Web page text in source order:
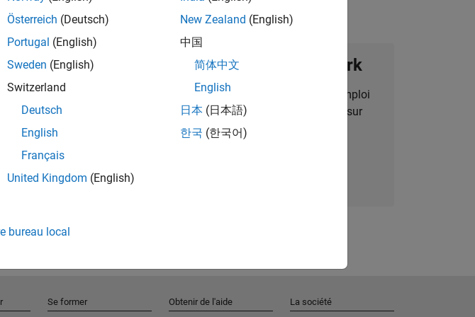
Rejoignez notre Talent Network
Recevez des alertes pour des opportunités d'emploi
personnalisées, des articles et des actualités sur
l'entreprise.
Österreich (Deutsch)
Portugal (English)
Sweden (English)
Switzerland
Deutsch
English
Français
United Kingdom (English)
New Zealand (English)
中国
简体中文
English
日本 (日本語)
한국 (한국어)
bureau local
Se former Obtenir de l'aide La société